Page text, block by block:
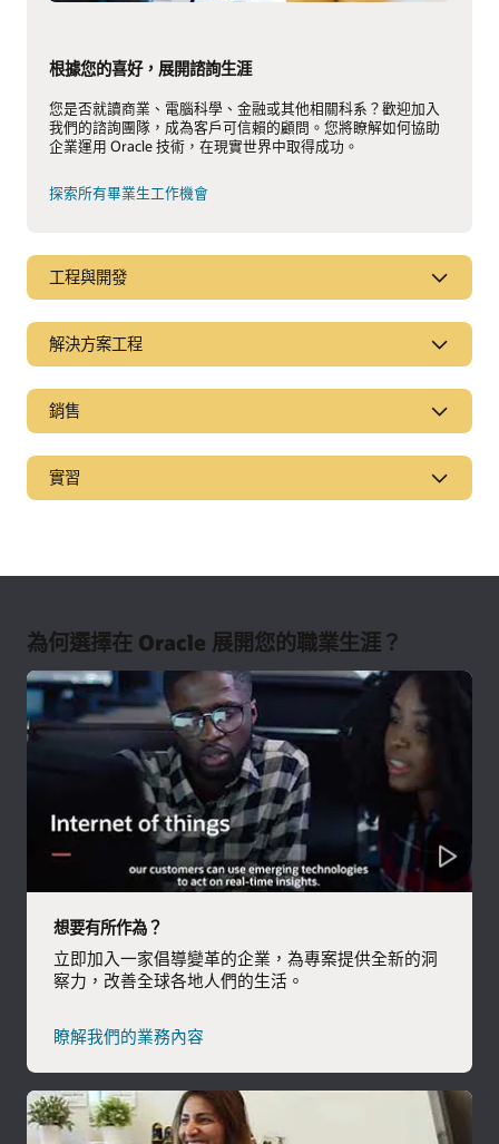
根據您的喜好，展開諮詢生涯
您是否就讀商業、電腦科學、金融或其他相關科系？歡迎加入
我們的諮詢團隊，成為客戶可信賴的顧問。您將瞭解如何協助
企業運用 Oracle 技術，在現實世界中取得成功。
探索所有畢業生工作機會
工程與開發
從頭開始打造革命性技術
您是否就讀電腦科學、製造或電腦工程科系？您可以運用新技
能來解決現實世界中的重大問題，並協助我們找到新方法來應
用人工智慧、機器學習和區塊鏈等新興技術。
探索所有畢業生工作機會
解決方案工程
協助客戶瞭解合作成果
解決方案工程不僅需要技術，還需要商務技能，因此我們歡迎
所有科系背景的求職者。您將協助我們的銷售團隊按客戶的需
求來建議適合的 Oracle 解決方案，同時，您將學習如何透過產
品示範，為客戶帶來啟發，協助客戶推動業務轉型。
探索所有畢業生工作機會
銷售
展開面向客戶的銷售職涯
如果您是商業、行銷、電腦科學或金融專業的學生，您的觀點
對於我們的銷售團隊而言非常寶貴。您將在掌握產品知識的同
時，瞭解如何為 Oracle 創造機會，並維護客戶關係。
實習
從這裡開始累積經驗，獲得指導，甚至是發揮您的影響
親身瞭解現代世界中大規模且高度複雜的系統。更重要的是，
我們將傾聽您的獨特見解。
探索 Oracle 實習機會
為何選擇在 Oracle 展開您的職業生涯？
想要有所作為？
立即加入一家倡導變革的企業，為專案提供全新的洞
察力，改善全球各地人們的生活。
瞭解我們的業務內容